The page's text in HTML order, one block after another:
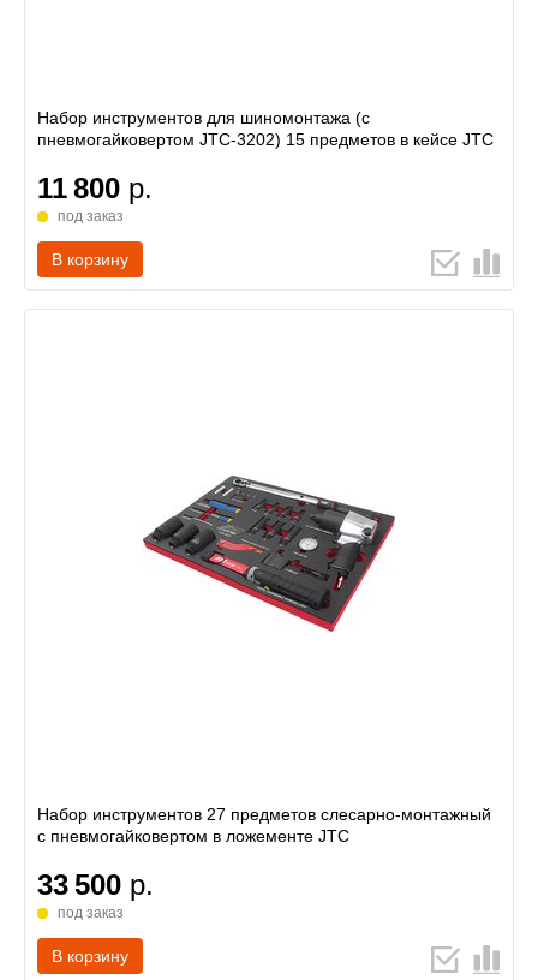
Набор инструментов для шиномонтажа (с
пневмогайковертом JTC-3202) 15 предметов в кейсе JTC
11 800 р.
под заказ
В корзину
Набор инструментов 27 предметов слесарно-монтажный
с пневмогайковертом в ложементе JTC
33 500 р.
под заказ
В корзину